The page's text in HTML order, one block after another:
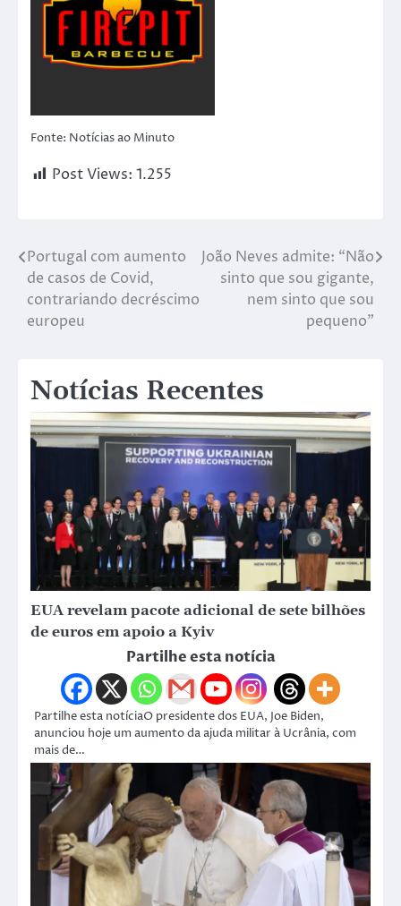
Fonte: Notícias ao Minuto
Post Views: 1.255
Portugal com aumento
de casos de Covid,
contrariando decréscimo
europeu
João Neves admite: “Não
sinto que sou gigante,
nem sinto que sou
pequeno”
Notícias Recentes
EUA revelam pacote adicional de sete bilhões
de euros em apoio a Kyiv
Partilhe esta notícia
Partilhe esta notíciaO presidente dos EUA, Joe Biden,
anunciou hoje um aumento da ajuda militar à Ucrânia, com
mais de…